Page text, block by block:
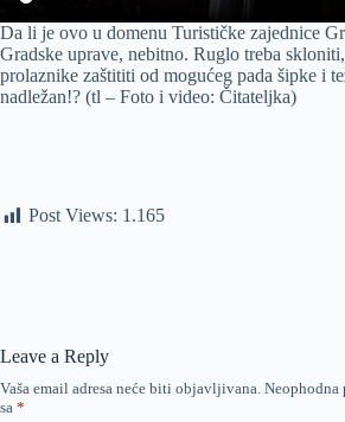
Da li je ovo u domenu Turističke zajednice
Gradske uprave, nebitno. Ruglo treba
prolaznike zaštititi od mogućeg pada šipke i
nadležan!? (tl – Foto i video: Čitateljka)
Post Views: 1.165
Leave a Reply
Vaša email adresa neće biti objavljivana. Neophodna
sa *